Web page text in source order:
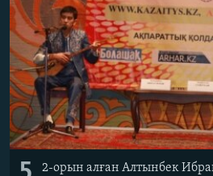
2-орын алған Алтынбек